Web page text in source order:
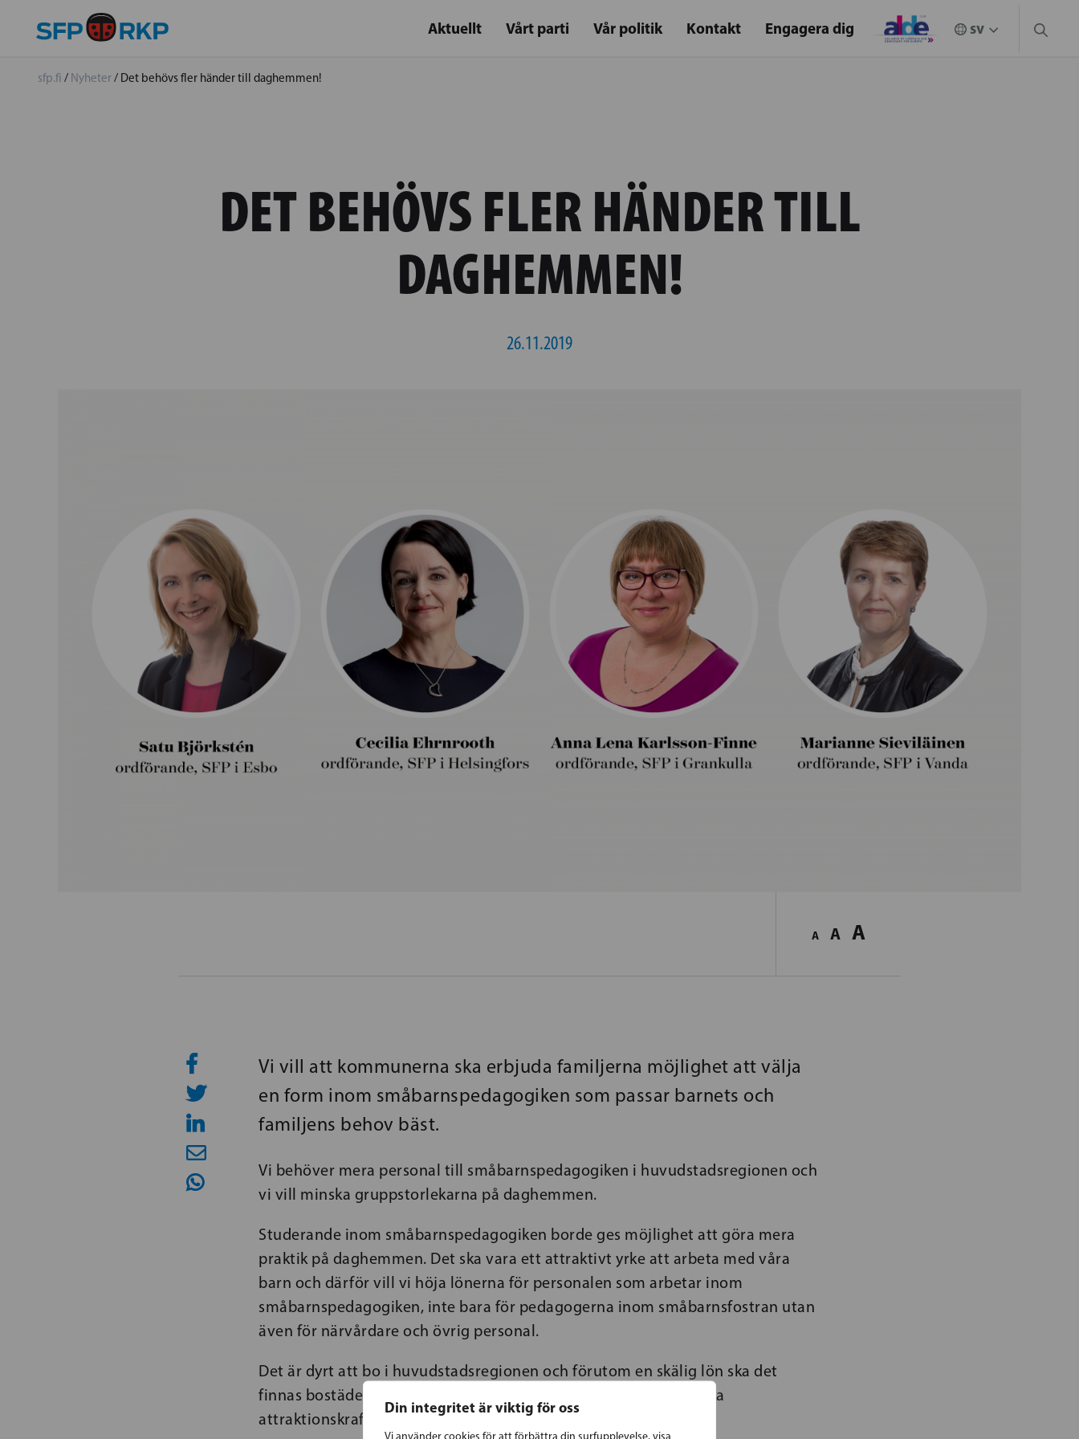
Din integritet är viktig för oss
Vi använder cookies för att förbättra din surfupplevelse, visa
Aktuellt Vårt parti Vår politik Kontakt Engagera dig
sfp.fi / Nyheter/ Det behövs fler händer till daghemmen!
DET BEHÖVS FLER HÄNDER TILL
DAGHEMMEN!
26.11.2019
A A A
Vi vill att kommunerna ska erbjuda familjerna möjlighet att välja
en form inom småbarnspedagogiken som passar barnets och
familjens behov bäst.
Vi behöver mera personal till småbarnspedagogiken i huvudstadsregionen och
vi vill minska gruppstorlekarna på daghemmen.
Studerande inom småbarnspedagogiken borde ges möjlighet att göra mera
praktik på daghemmen. Det ska vara ett attraktivt yrke att arbeta med våra
barn och därför vill vi höja lönerna för personalen som arbetar inom
småbarnspedagogiken, inte bara för pedagogerna inom småbarnsfostran utan
även för närvårdare och övrig personal.
Det är dyrt att bo i huvudstadsregionen och förutom en skälig lön ska det
finnas bostäder för personalen. Detta är faktorer som kan påverka
attraktionskraften för yrket.